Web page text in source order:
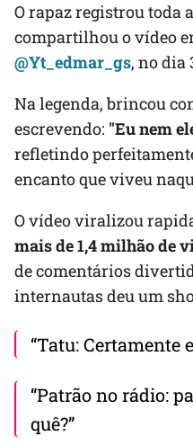
O rapaz registrou toda
compartilhou o vídeo
@Yt_edmar_gs, no dia
Na legenda, brincou
escrevendo: "Eu nem
refletindo
encanto que viveu
O vídeo viralizou
mais de 1,4 milhão de
de comentários
internautas deu um
“Tatu: Certamente
“Patrão no rádio:
quê?”